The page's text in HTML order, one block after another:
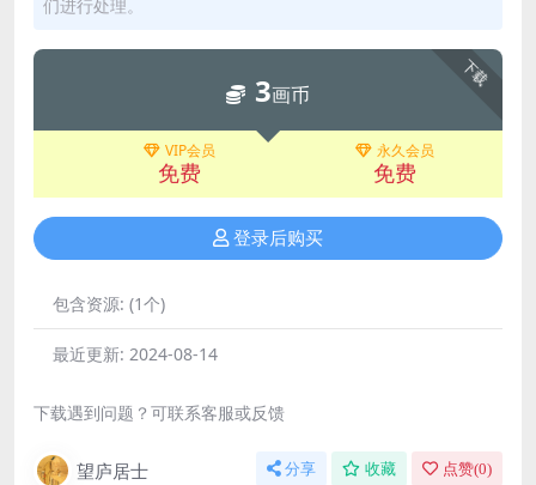
们进行处理。
下载
3画币
VIP会员
免费
永久会员
免费
登录后购买
包含资源: (1个)
最近更新: 2024-08-14
下载遇到问题？可联系客服或反馈
望庐居士 分享 收藏 点赞(0)